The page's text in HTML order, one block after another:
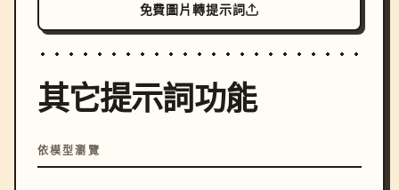
免費圖片轉提示詞
其它提示詞功能
依模型瀏覽